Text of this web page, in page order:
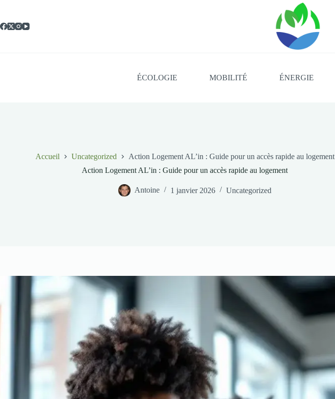
contenu
ÉCOLOGIE MOBILITÉ ÉNERGIE
Accueil Uncategorized
Action Logement AL’in : Guide pour un accès rapide au logement
Action Logement AL’in : Guide pour un accès rapide au logement
Antoine 1 janvier 2026 Uncategorized